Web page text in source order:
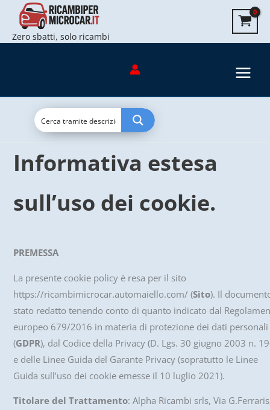
contenuto
Zero sbatti, solo ricambi
Informativa estesa
sull’uso dei cookie.
PREMESSA
La presente cookie policy è resa per il sito
https://ricambimicrocar.automaiello.com/ (Sito). Il
stato redatto tenendo conto di quanto indicato dal
europeo 679/2016 in materia di protezione dei dati personali
(GDPR), dal Codice della Privacy (D. Lgs. 30 giugno 2003 n.
e delle Linee Guida del Garante Privacy (sopratutto le Linee
Guida sull’uso dei cookie emesse il 10 luglio 2021).
Titolare del Trattamento: Alpha Ricambi srls, Via